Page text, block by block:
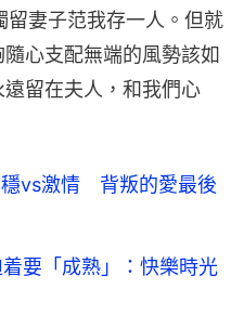
留妻子范我存一人。但就
心支配無端的風勢該如
留在夫人，和我們心
穩vs激情 背叛的愛最後
要「成熟」：快樂時光